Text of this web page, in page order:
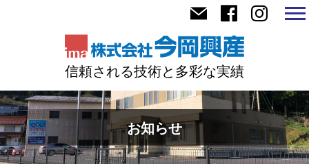
信頼される技術と多彩な実績
お知らせ